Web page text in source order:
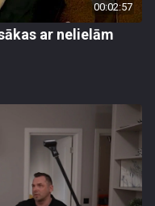
00:02:57
ar nelielām